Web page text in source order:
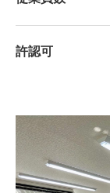
許認可